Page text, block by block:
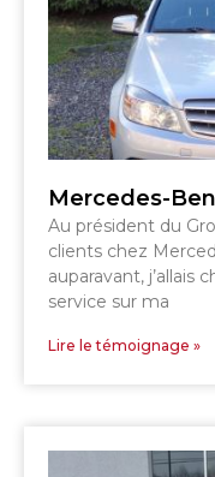
Mercedes-
Au président du
clients chez
auparavant, j’allais
service sur ma
Lire le témoignage »
ST-